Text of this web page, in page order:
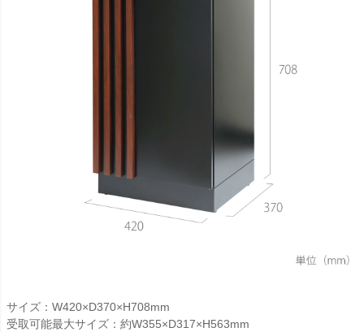
サイズ：W420×D370×H708mm
受取可能最大サイズ：約W355×D317×H563mm